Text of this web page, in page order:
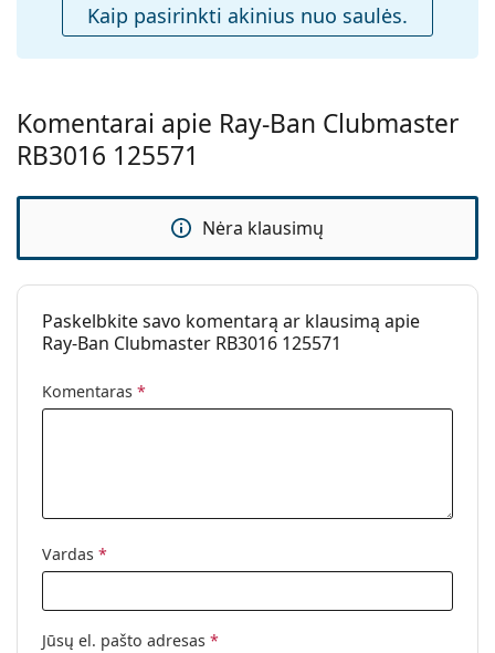
Kaip pasirinkti akinius nuo saulės.
Komentarai apie Ray-Ban Clubmaster
RB3016 125571
Nėra klausimų
Paskelbkite savo komentarą ar klausimą apie
Ray-Ban Clubmaster RB3016 125571
Komentaras *
Vardas *
Jūsų el. pašto adresas *